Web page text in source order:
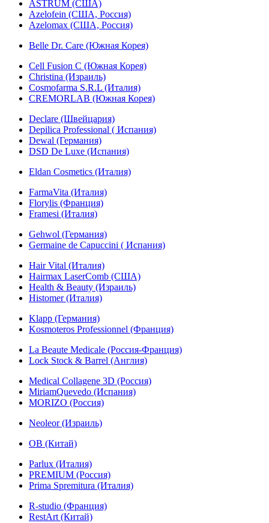
ASTRUM (США)
Azelofein (США, Россия)
Azelomax (США, Россия)
Belle Dr. Care (Южная Корея)
Cell Fusion C (Южная Корея)
Christina (Израиль)
Cosmofarma S.R.L (Италия)
CREMORLAB (Южная Корея)
Declare (Швейцария)
Depilica Professional ( Испания)
Dewal (Германия)
DSD De Luxe (Испания)
Eldan Cosmetics (Италия)
FarmaVita (Италия)
Florylis (Франция)
Framesi (Италия)
Gehwol (Германия)
Germaine de Capuccini ( Испания)
Hair Vital (Италия)
Hairmax LaserComb (США)
Health & Beauty (Израиль)
Histomer (Италия)
Klapp (Германия)
Kosmoteros Professionnel (Франция)
La Beaute Medicale (Россия-Франция)
Lock Stock & Barrel (Англия)
Medical Collagene 3D (Россия)
MiriamQuevedo (Испания)
MORIZO (Россия)
Neoleor (Израиль)
OB (Китай)
Parlux (Италия)
PREMIUM (Россия)
Prima Spremitura (Италия)
R-studio (Франция)
RestArt (Китай)